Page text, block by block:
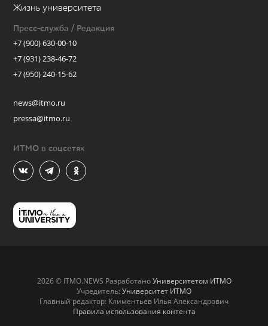
Жизнь университета
Пресс-служба / Редакция
+7 (900) 630-00-10
+7 (931) 238-46-72
+7 (950) 240-15-62
news@itmo.ru
pressa@itmo.ru
ИТМО в соцсетях
2026 © ITMO.NEWS РазработаноУниверситетом ИТМО
Учредитель: Университет ИТМО
Главный редактор: Климентьев Илья Александрович
Правила использования контента